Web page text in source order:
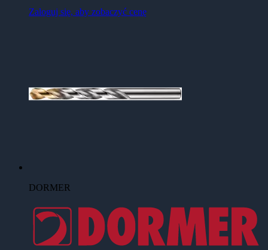
Zaloguj się, aby zobaczyć cenę
DORMER